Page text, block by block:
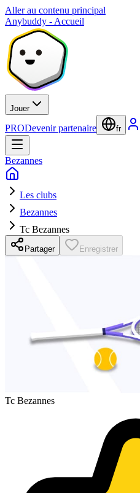
Aller au contenu principal
Anybuddy - Accueil
Jouer
PRODevenir partenaire fr
Bezannes
Les clubs
Bezannes
Tc Bezannes
Partager Enregistrer
Tc Bezannes